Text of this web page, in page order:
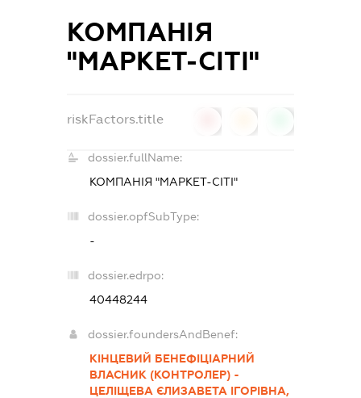
КОМПАНІЯ
"МАРКЕТ-СІТІ"
riskFactors.title
dossier.fullName:
КОМПАНІЯ "МАРКЕТ-СІТІ"
dossier.opfSubType:
-
dossier.edrpo:
40448244
dossier.foundersAndBenef:
КІНЦЕВИЙ БЕНЕФІЦІАРНИЙ
ВЛАСНИК (КОНТРОЛЕР) -
ЦЕЛІЩЕВА ЄЛИЗАВЕТА ІГОРІВНА,